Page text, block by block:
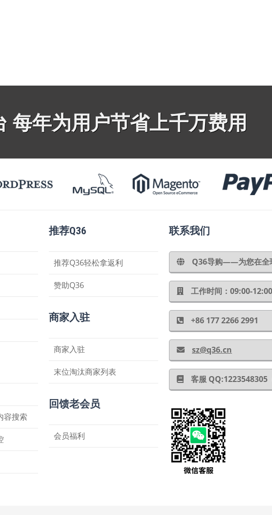
每年为用户节省上千万费用
容搜索
推荐Q36
推荐Q36轻松拿返利
赞助Q36
商家入驻
商家入驻
末位淘汰商家列表
回馈老会员
会员福利
联系我们
Q36导购——为您在全
工作时间：09:00-
+86 177 2266 2991
sz@q36.cn
客服 QQ:1223548305